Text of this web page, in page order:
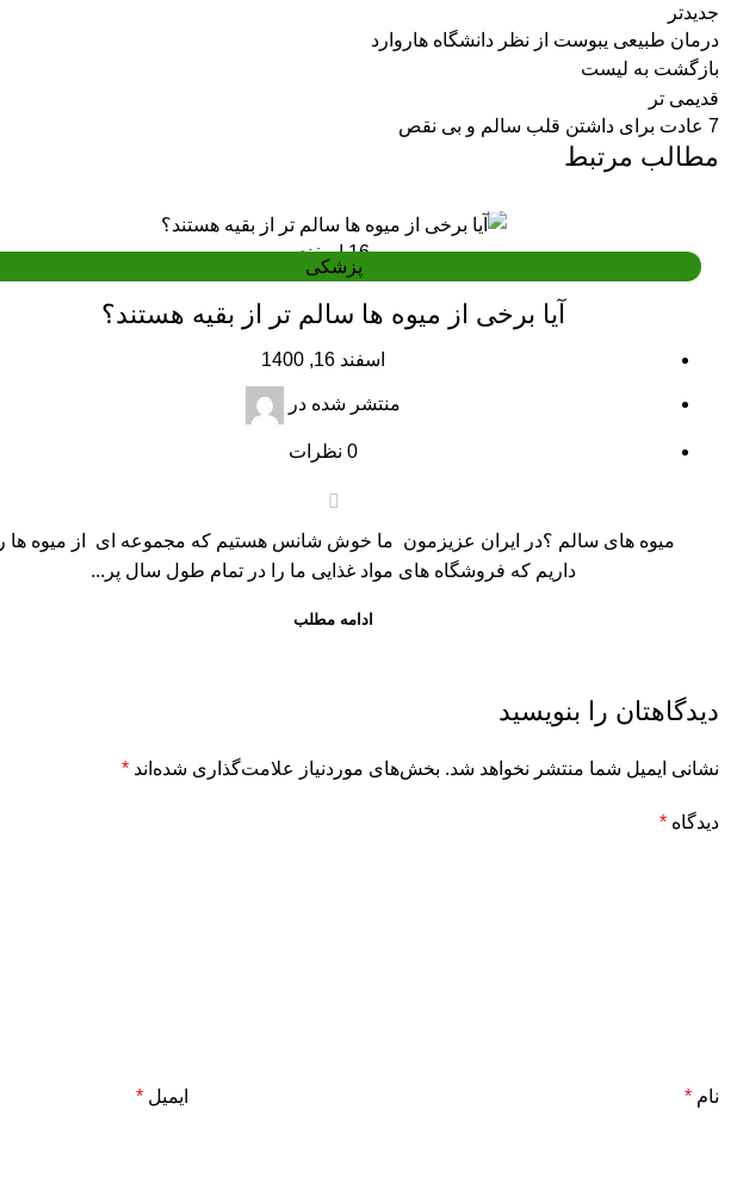
جدیدتر
درمان طبیعی یبوست از نظر دانشگاه هاروارد
بازگشت به لیست
قدیمی تر
7 عادت برای داشتن قلب سالم و بی نقص
مطالب مرتبط
16 اسفند
پزشکی
آیا برخی از میوه ها سالم تر از بقیه هستند؟
اسفند 16, 1400
منتشر شده در
0 نظرات
میوه های سالم ؟در ایران عزیزمون ما خوش شانس هستیم که مجموعه ای از میوه ها را
داریم که فروشگاه های مواد غذایی ما را در تمام طول سال پر...
ادامه مطلب
دیدگاهتان را بنویسید
نشانی ایمیل شما منتشر نخواهد شد. بخش‌های موردنیاز علامت‌گذاری شده‌اند *
دیدگاه *
نام * ایمیل *